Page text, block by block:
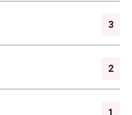
3
2
1